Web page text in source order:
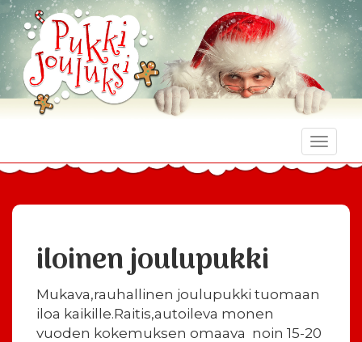
Toggle
iloinen joulupukki
Mukava,rauhallinen joulupukki tuomaan
iloa kaikille.Raitis,autoileva monen
vuoden kokemuksen omaava noin 15-20